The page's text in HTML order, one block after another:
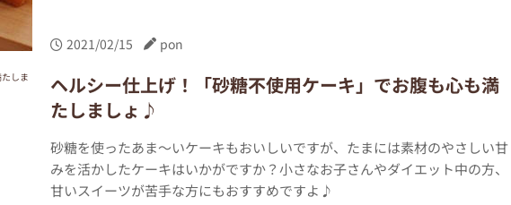
2021/02/15 pon
ヘルシー仕上げ！「砂糖不使用ケーキ」でお腹も心も満
たしましょ♪
砂糖を使ったあま～いケーキもおいしいですが、たまには素材のやさしい甘
みを活かしたケーキはいかがですか？小さなお子さんやダイエット中の方、
甘いスイーツが苦手な方にもおすすめですよ♪